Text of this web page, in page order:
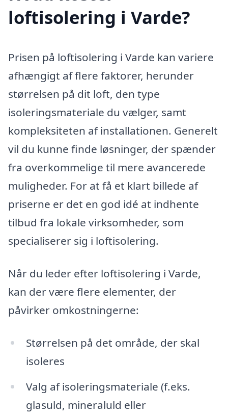
loftisolering i Varde?
Prisen på loftisolering i Varde kan variere
afhængigt af flere faktorer, herunder
størrelsen på dit loft, den type
isoleringsmateriale du vælger, samt
kompleksiteten af installationen. Generelt
vil du kunne finde løsninger, der spænder
fra overkommelige til mere avancerede
muligheder. For at få et klart billede af
priserne er det en god idé at indhente
tilbud fra lokale virksomheder, som
specialiserer sig i loftisolering.
Når du leder efter loftisolering i Varde,
kan der være flere elementer, der
påvirker omkostningerne:
Størrelsen på det område, der skal
isoleres
Valg af isoleringsmateriale (f.eks.
glasuld, mineraluld eller